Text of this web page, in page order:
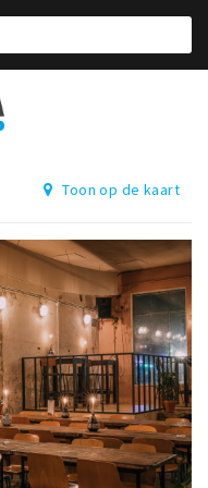
Toon op de kaart